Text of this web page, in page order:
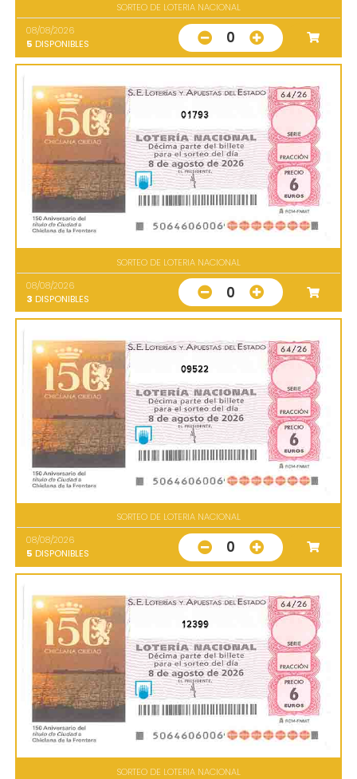
SORTEO DE LOTERIA NACIONAL
08/08/2026
5 DISPONIBLES 0
01793
SORTEO DE LOTERIA NACIONAL
08/08/2026
3 DISPONIBLES 0
09522
SORTEO DE LOTERIA NACIONAL
08/08/2026
5 DISPONIBLES 0
12399
SORTEO DE LOTERIA NACIONAL